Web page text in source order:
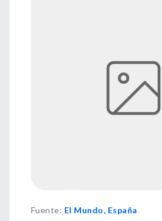
Fuente: El Mundo, España